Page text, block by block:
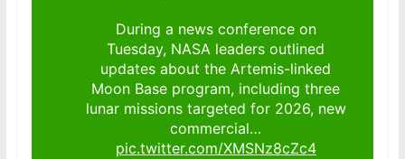
During a news conference on
Tuesday, NASA leaders outlined
updates about the Artemis-linked
Moon Base program, including three
lunar missions targeted for 2026, new
commercial…
pic.twitter.com/XMSNz8cZc4